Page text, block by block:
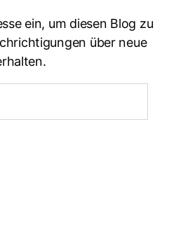
ein, um diesen Blog zu
über neue